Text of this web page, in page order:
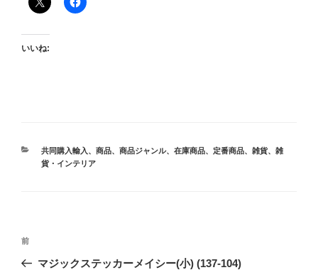
いいね:
カ
テ
共同購入輸入 、 商品、 商品ジャンル、 在庫商品、 定番商品、 雑貨、 雑
貨・インテリア
投
前
の
前
マジックステッカーメイシー(小) (137-104)